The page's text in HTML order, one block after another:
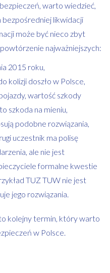
warto wiedzieć,
bezpośredniej likwidacji
może być nieco zbyt
najważniejszych:
2015 roku,
kolizji doszło w Polsce,
wartość szkody
szkoda na mieniu,
podobne rozwiązania,
uczestnik ma polisę
ale nie jest
formalne kwestie
TUZ TUW nie jest
jego rozwiązania.
kolejny termin, który warto
w Polsce.